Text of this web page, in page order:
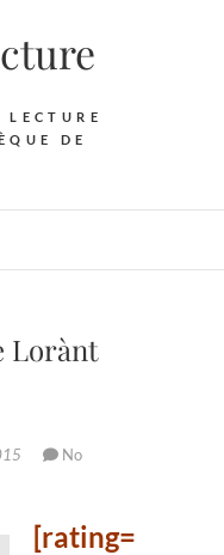
DE
Lorànt
No
[rating=